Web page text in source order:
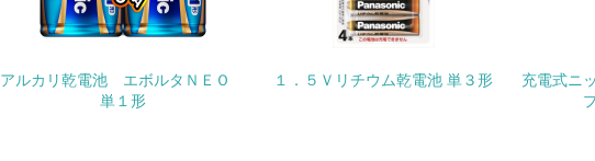
非該当（包装・物流を必要とする業務を行っていない）
15. <L1> 環境負荷ができるだけ小さい包装・梱包を行っている
アルカリ乾電池 エボルタＮＥＯ
単１形
１．５Ｖリチウム乾電池 単３形
充電式ニ